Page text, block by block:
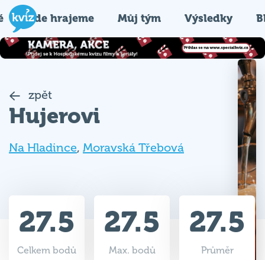
Kde hrajeme Můj tým Výsledky
zpět
Hujerovi
Na Hladince, Moravská Třebová
27.5
Celkem bodů
27.5
Max. bodů
27.5
Průměr